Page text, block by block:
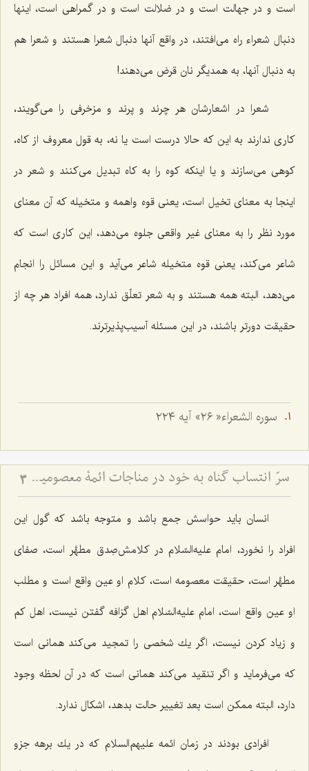
است و در جهالت است و در ضلالت است و در گمراهی است، اینها
دنبال شعراء راه می‌افتند، در واقع آنها دنبال شعرا هستند و شعرا هم
به دنبال آنها، به همدیگر نان قرض می‌دهند!
شعرا در اشعارشان هر چرند و پرند و مزخرفی را می‌گویند،
كاری ندارند به این كه حالا درست است یا نه، به قول معروف از كاه،
كوهی می‌سازند و یا اینكه كوه را به كاه تبدیل می‌كنند و شعر در
اینجا به معنای تخیل است، یعنی قوه واهمه و متخیله كه آن معنای
مورد نظر را به معنای غیر واقعی جلوه می‌دهد، این كاری است كه
شاعر می‌كند، یعنی قوه متخیله شاعر می‌آید و این مسائل را انجام
می‌دهد، البته همه هستند و به شعر تعلّق ندارد، همه افراد هر چه از
حقیقت دورتر باشند، در این مسئله آسیب‌پذیرترند.
سوره الشعراء« ٢٦» آيه ٢٢٤
سرّ انتساب گناه به خود در مناجات ائمۀ معصومین علیهم السلام (2) 3
انسان باید حواسش جمع باشد و متوجه باشد كه گول این
افراد را نخورد، امام علیه‌السّلام در كلامش‌صِدق مطهَّر است، صفای
مطهَّر است، حقیقت معصومه است، كلام او عین واقع است و مطلب
او عین واقع است، امام علیه‌السّلام اهل گزافه گفتن نیست، اهل كم
و زیاد كردن نیست، اگر یك شخصی را تمجید می‌كند همانی است
كه می‌فرماید و اگر تنقید می‌كند همانی است كه در آن لحظه وجود
دارد، البته ممكن است بعد تغییر حالت بدهد، اشكال ندارد.
افرادی بودند در زمان ائمه علیهم‌السلام كه در یك برهه جزو